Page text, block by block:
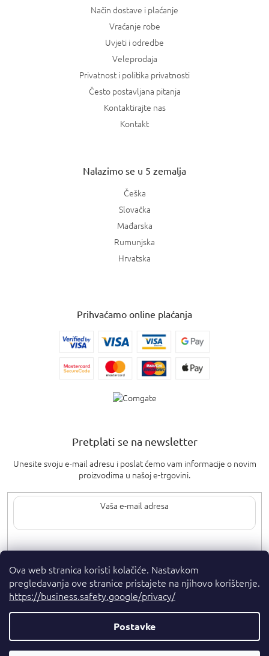
Ova web stranica koristi kolačiće. Nastavkom
pregledavanja ove stranice pristajete na njihovo korištenje.
https://business.safety.google/privacy/
Postavke
Način dostave i plaćanje
Vraćanje robe
Uvjeti i odredbe
Veleprodaja
Privatnost i politika privatnosti
Često postavljana pitanja
Kontaktirajte nas
Kontakt
Nalazimo se u 5 zemalja
Češka
Slovačka
Mađarska
Rumunjska
Hrvatska
Prihvaćamo online plaćanja
Pretplati se na newsletter
Unesite svoju e-mail adresu i poslat ćemo vam informacije o novim
proizvodima u našoj e-trgovini.
Upisom svoje e-pošte pristajete nauvjete privatnosti.
Autorska prava 2026Parfumshop.hr. Sva prava pridržana.